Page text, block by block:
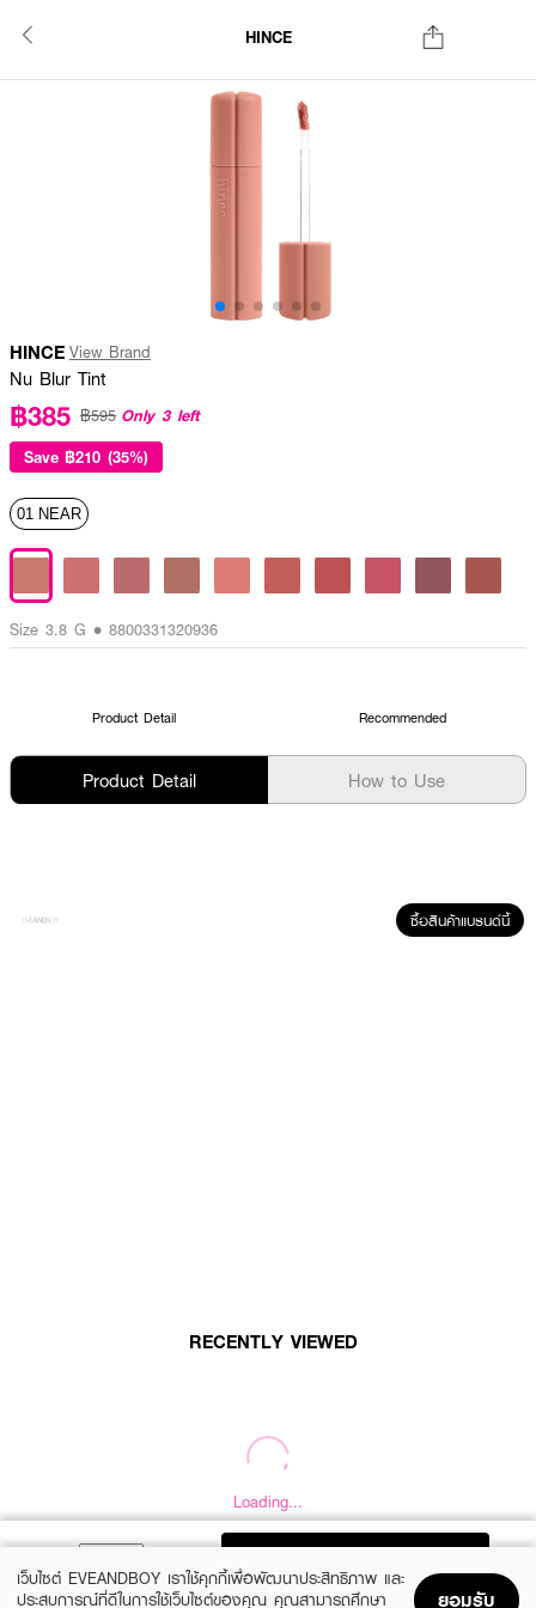
HINCE
HINCE View Brand
Nu Blur Tint
฿385 ฿595 Only 3 left
Save ฿210 (35%)
01 NEAR
Size 3.8 G • 8800331320936
Product Detail Recommended
Product Detail How to Use
ซื้อสินค้าแบรนด์นี้
RECENTLY VIEWED
Loading...
Loading...
เว็บไซต์ EVEANDBOY เราใช้คุกกี้เพื่อพัฒนาประสิทธิภาพ และ
ประสบการณ์ที่ดีในการใช้เว็บไซต์ของคุณ คุณสามารถศึกษา
ยอมรับ